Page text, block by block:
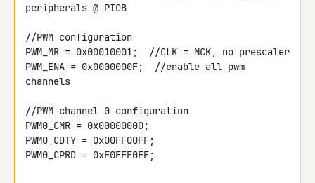
peripherals @ PIOB
//PWM configuration
PWM_MR = 0x00010001;  //CLK = MCK, no prescaler
PWM_ENA = 0x0000000F;  //enable all pwm
channels
//PWM channel 0 configuration
PWM0_CMR = 0x00000000;
PWM0_CDTY = 0x00FF00FF;
PWM0_CPRD = 0xF0FFF0FF;